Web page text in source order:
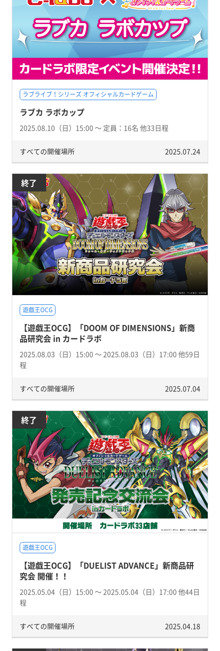
ラブライブ！シリーズ オフィシャルカードゲーム
ラブカ ラボカップ
2025.08.10（日）15:00 〜 定員：16名 他33日程
すべての開催場所 2025.07.24
終了
遊戯王OCG
【遊戯王OCG】「DOOM OF DIMENSIONS」新商
品研究会 in カードラボ
2025.08.03（日）15:00 〜 2025.08.03（日）17:00 他59日
程
すべての開催場所 2025.07.04
終了
遊戯王OCG
【遊戯王OCG】「DUELIST ADVANCE」新商品研
究会 開催！！
2025.05.04（日）15:00 〜 2025.05.04（日）17:00 他44日
程
すべての開催場所 2025.04.18